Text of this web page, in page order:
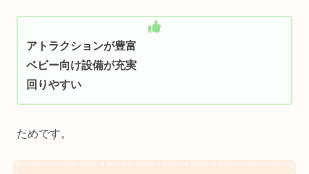
アトラクションが豊富
ベビー向け設備が充実
回りやすい
ためです。